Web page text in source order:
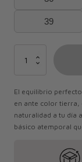
39
Mocasín
Ante
cantidad
El equilibrio
en ante color tierra,
naturalidad a tu día
básico atemporal